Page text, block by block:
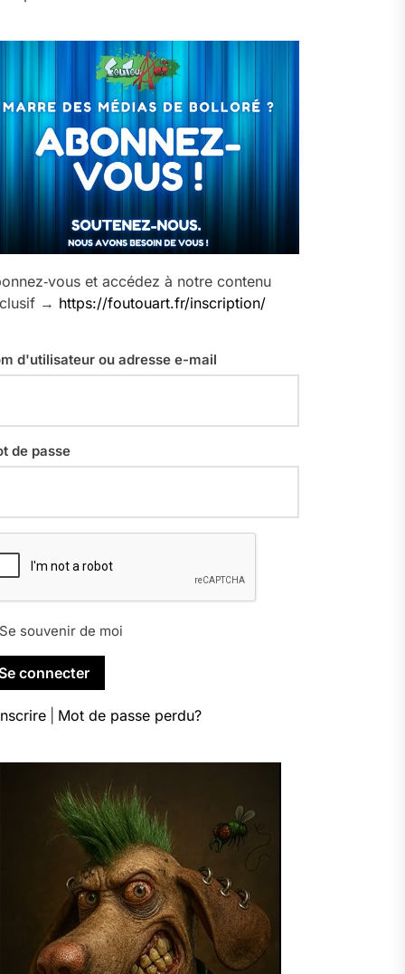
et accédez à notre contenu
→ https://foutouart.fr/inscription/
d'utilisateur ou adresse e-mail
de passe
Se souvenir de moi
Mot de passe perdu?